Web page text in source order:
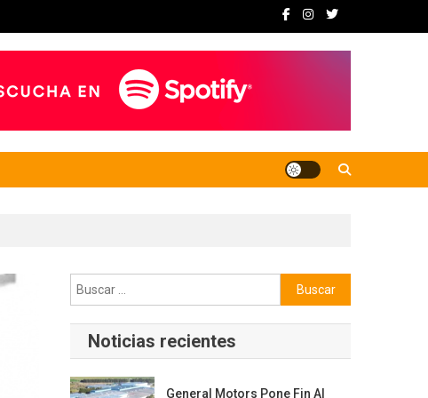
Buscar:
Noticias recientes
General Motors Pone Fin Al